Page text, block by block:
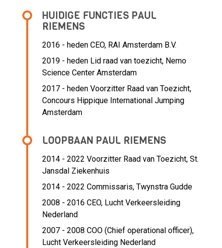
HUIDIGE FUNCTIES PAUL
RIEMENS
2016 - heden CEO, RAI Amsterdam B.V.
2019 - heden Lid raad van toezicht, Nemo
Science Center Amsterdam
2017 - heden Voorzitter Raad van Toezicht,
Concours Hippique International Jumping
Amsterdam
LOOPBAAN PAUL RIEMENS
2014 - 2022 Voorzitter Raad van Toezicht, St.
Jansdal Ziekenhuis
2014 - 2022 Commissaris, Twynstra Gudde
2008 - 2016 CEO, Lucht Verkeersleiding
Nederland
2007 - 2008 COO (Chief operational officer),
Lucht Verkeersleiding Nederland